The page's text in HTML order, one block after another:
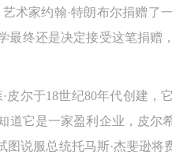
术家约翰·特朗布尔捐赠了
终还是决定接受这笔捐赠
尔于18世纪80年代创建，
它是一家盈利企业，皮尔
说服总统托马斯·杰斐逊
片、文字、著作、活动成果（如
用作发表、出版。中央美术学院
中使用和在互联网上传播，同意
全免责协议书
片、文字、著作、活动成果（如
用作发表、出版。中央美术学院
中使用和在互联网上传播，同意
全免责协议书
片、文字、著作、活动成果（如
用作发表、出版。中央美术学院
中使用和在互联网上传播，同意
全免责协议书
登录
用雅昌艺术网会员账户登录